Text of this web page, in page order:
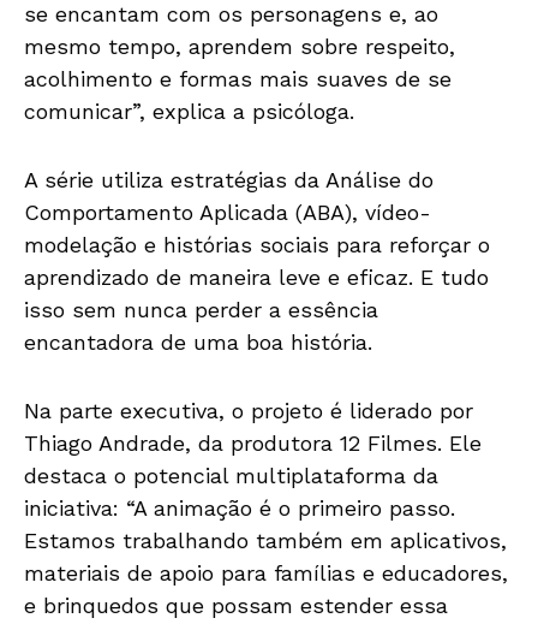
se encantam com os personagens e, ao
mesmo tempo, aprendem sobre respeito,
acolhimento e formas mais suaves de se
comunicar”, explica a psicóloga.
A série utiliza estratégias da Análise do
Comportamento Aplicada (ABA), vídeo-
modelação e histórias sociais para reforçar o
aprendizado de maneira leve e eficaz. E tudo
isso sem nunca perder a essência
encantadora de uma boa história.
Na parte executiva, o projeto é liderado por
Thiago Andrade, da produtora 12 Filmes. Ele
destaca o potencial multiplataforma da
iniciativa: “A animação é o primeiro passo.
Estamos trabalhando também em aplicativos,
materiais de apoio para famílias e educadores,
e brinquedos que possam estender essa